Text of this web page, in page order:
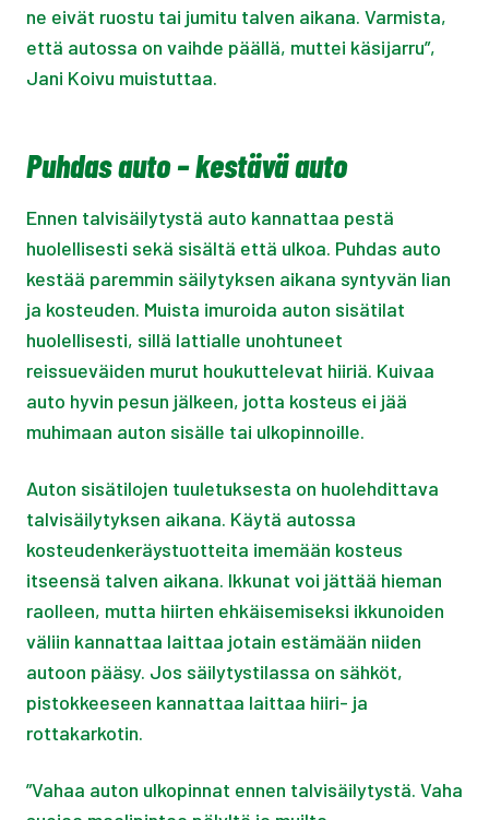
ne eivät ruostu tai jumitu talven aikana. Varmista,
että autossa on vaihde päällä, muttei käsijarru”,
Jani Koivu muistuttaa.
Puhdas auto – kestävä auto
Ennen talvisäilytystä auto kannattaa pestä
huolellisesti sekä sisältä että ulkoa. Puhdas auto
kestää paremmin säilytyksen aikana syntyvän lian
ja kosteuden. Muista imuroida auton sisätilat
huolellisesti, sillä lattialle unohtuneet
reissueväiden murut houkuttelevat hiiriä. Kuivaa
auto hyvin pesun jälkeen, jotta kosteus ei jää
muhimaan auton sisälle tai ulkopinnoille.
Auton sisätilojen tuuletuksesta on huolehdittava
talvisäilytyksen aikana. Käytä autossa
kosteudenkeräystuotteita imemään kosteus
itseensä talven aikana. Ikkunat voi jättää hieman
raolleen, mutta hiirten ehkäisemiseksi ikkunoiden
väliin kannattaa laittaa jotain estämään niiden
autoon pääsy. Jos säilytystilassa on sähköt,
pistokkeeseen kannattaa laittaa hiiri- ja
rottakarkotin.
”Vahaa auton ulkopinnat ennen talvisäilytystä. Vaha